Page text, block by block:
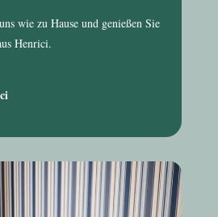
wie zu Hause und genießen Sie
Henrici.